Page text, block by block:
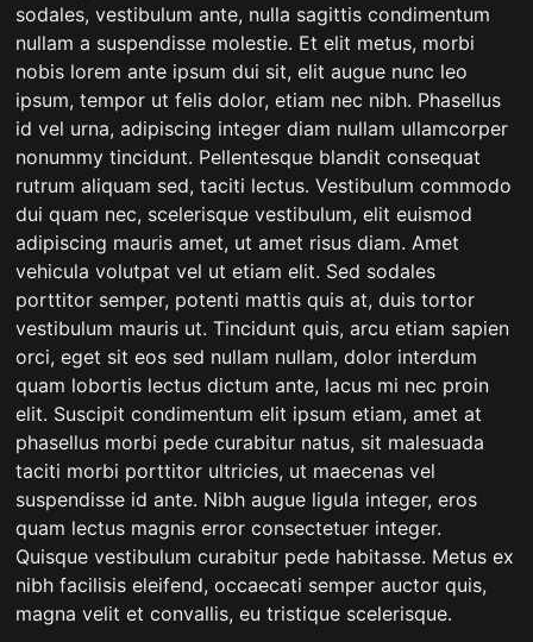
sodales, vestibulum ante, nulla sagittis condimentum
nullam a suspendisse molestie. Et elit metus, morbi
nobis lorem ante ipsum dui sit, elit augue nunc leo
ipsum, tempor ut felis dolor, etiam nec nibh. Phasellus
id vel urna, adipiscing integer diam nullam ullamcorper
nonummy tincidunt. Pellentesque blandit consequat
rutrum aliquam sed, taciti lectus. Vestibulum commodo
dui quam nec, scelerisque vestibulum, elit euismod
adipiscing mauris amet, ut amet risus diam. Amet
vehicula volutpat vel ut etiam elit. Sed sodales
porttitor semper, potenti mattis quis at, duis tortor
vestibulum mauris ut. Tincidunt quis, arcu etiam sapien
orci, eget sit eos sed nullam nullam, dolor interdum
quam lobortis lectus dictum ante, lacus mi nec proin
elit. Suscipit condimentum elit ipsum etiam, amet at
phasellus morbi pede curabitur natus, sit malesuada
taciti morbi porttitor ultricies, ut maecenas vel
suspendisse id ante. Nibh augue ligula integer, eros
quam lectus magnis error consectetuer integer.
Quisque vestibulum curabitur pede habitasse. Metus ex
nibh facilisis eleifend, occaecati semper auctor quis,
magna velit et convallis, eu tristique scelerisque.